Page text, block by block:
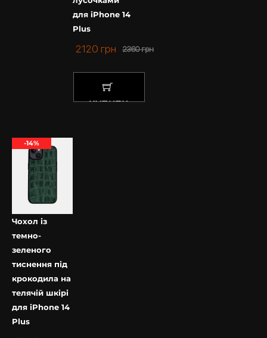
для iPhone 14
Plus
2360грн
2120 грн
КУПИТИ
-14%
Чохол із
темно-
зеленого
тиснення під
крокодила на
телячій шкірі
для iPhone 14
Plus